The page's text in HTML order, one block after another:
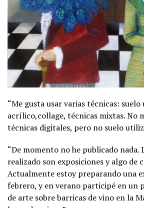
“Me gusta usar varias técnicas:
acrílico,collage, técnicas mixtas. No
técnicas digitales, pero no suelo
“De momento no he publicado nada.
realizado son exposiciones y algo de
Actualmente estoy preparando una
febrero, y en verano participé en un
de arte sobre barricas de vino en la